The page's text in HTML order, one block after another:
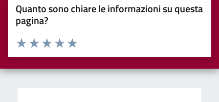
Quanto sono chiare le informazioni su questa
pagina?
Valuta da 1 a 5 stelle la pagina
Valuta 5 stelle su 5
Valuta 4 stelle su 5
Valuta 3 stelle su 5
Valuta 2 stelle su 5
Valuta una stella su 5